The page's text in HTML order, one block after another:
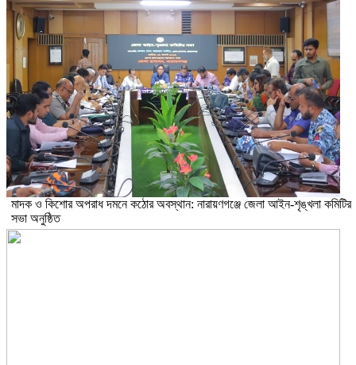
মাদক ও কিশোর অপরাধ দমনে কঠোর অবস্থান: নারায়ণগঞ্জে জেলা আইন-শৃঙ্খলা কমিটির
সভা অনুষ্ঠিত